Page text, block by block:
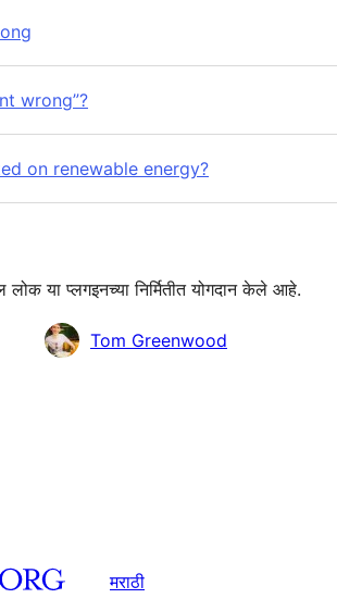
wrong”?
on renewable energy?
या प्लगइनच्या निर्मितीत योगदान केले आहे.
Tom Greenwood
मराठी